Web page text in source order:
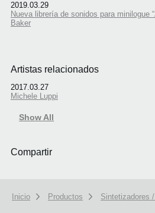
2019.03.29
Nueva librería de sonidos para minilogue
Baker
Artistas relacionados
2017.03.27
Michele Luppi
Show All
Compartir
Inicio Productos Sintetizadores